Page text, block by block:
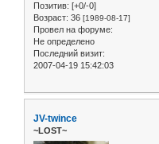
Позитив: [+0/-0]
Возраст: 36 [1989-08-17]
Провел на форуме:
Не определено
Последний визит:
2007-04-19 15:42:03
JV-twince
~LOST~